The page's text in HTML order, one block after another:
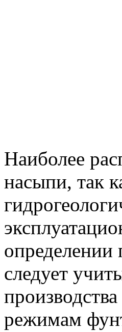
Наиболее
насыпи, так
определении
следует
режимам